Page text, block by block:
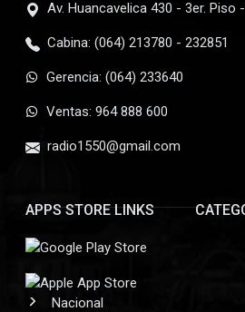
Av. Huancavelica 430 - 3er. Piso
Cabina: (064) 213780 - 232851
Gerencia: (064) 233640
Ventas: 964 888 600
radio1550@gmail.com
APPS STORE LINKS
Nacional